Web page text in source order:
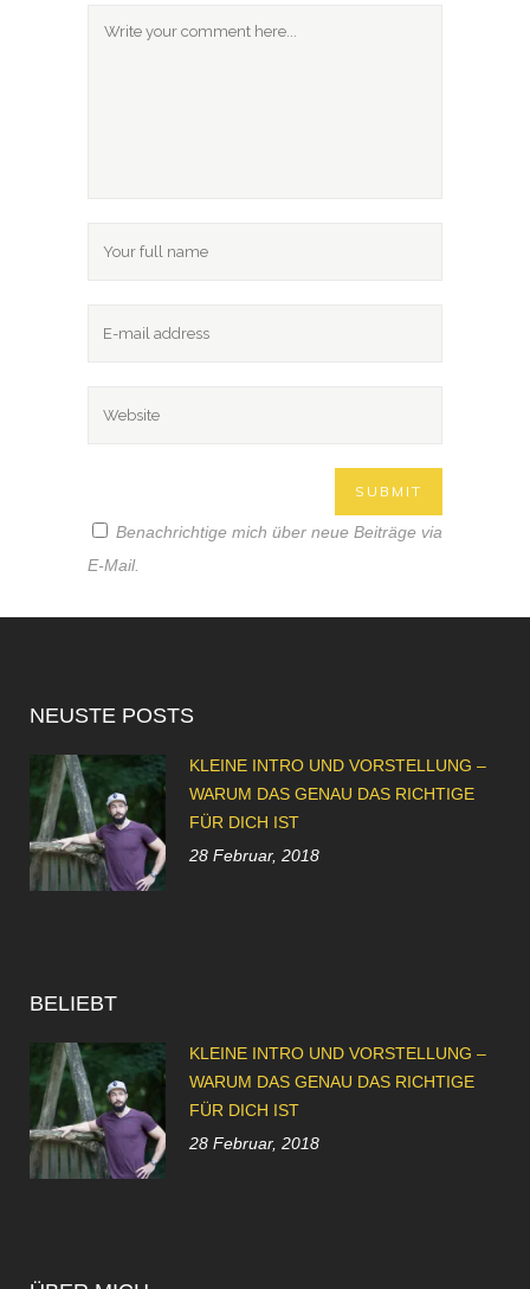
Benachrichtige mich über neue Beiträge via
E-Mail.
NEUSTE POSTS
KLEINE INTRO UND VORSTELLUNG –
WARUM DAS GENAU DAS RICHTIGE
FÜR DICH IST
28 Februar, 2018
BELIEBT
KLEINE INTRO UND VORSTELLUNG –
WARUM DAS GENAU DAS RICHTIGE
FÜR DICH IST
28 Februar, 2018